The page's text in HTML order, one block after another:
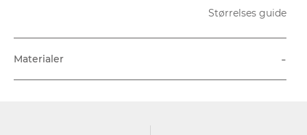
Størrelses guide
Materialer -